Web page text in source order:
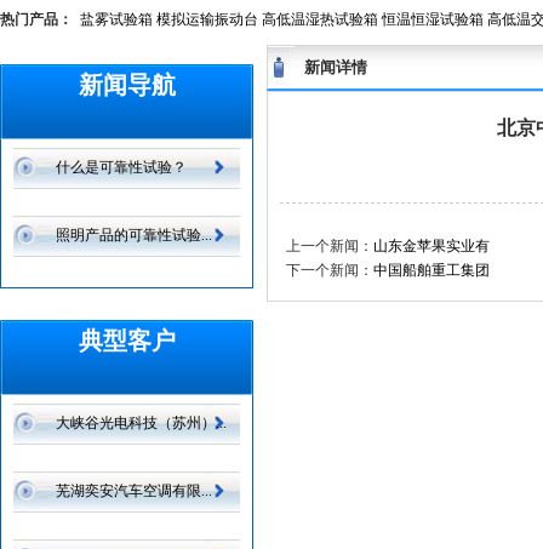
热门产品： 盐雾试验箱 模拟运输振动台 高低温湿热试验箱 恒温恒湿试验箱 高低温
新闻导航
什么是可靠性试验？
照明产品的可靠性试验...
典型客户
大峡谷光电科技（苏州）...
芜湖奕安汽车空调有限...
新闻详情
北京
上一个新闻： 山东金苹果实业有
下一个新闻： 中国船舶重工集团